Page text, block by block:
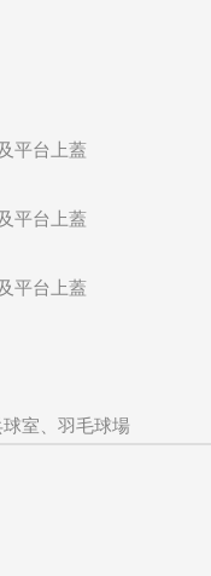
平台上蓋
平台上蓋
平台上蓋
室、羽毛球場